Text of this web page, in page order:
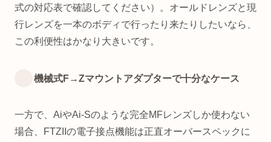
式の対応表で確認してください）。オールドレンズと現
行レンズを一本のボディで行ったり来たりしたいなら、
この利便性はかなり大きいです。
機械式F→Zマウントアダプターで十分なケース
一方で、AiやAi-Sのような完全MFレンズしか使わない
場合、FTZIIの電子接点機能は正直オーバースペックに